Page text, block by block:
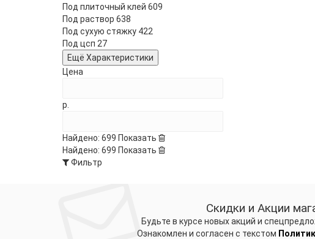
Под плиточный клей 609
Под раствор 638
Под сухую стяжку 422
Под цсп 27
Ещё Характеристики
Цена
р.
Найдено: 699 Показать
Найдено: 699 Показать
Фильтр
Скидки и Акции
Будьте в курсе новых акций и
Ознакомлен и согласен с текстом